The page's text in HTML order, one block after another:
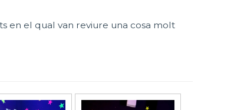
en el qual van reviure una cosa molt